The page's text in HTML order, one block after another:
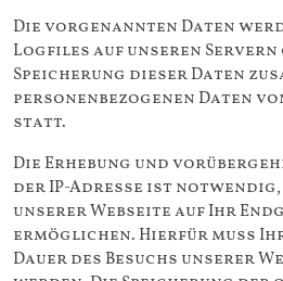
Die vorgenannten Daten
Logfiles auf unseren Servern
Speicherung dieser Daten
personenbezogenen Daten
statt.
Die Erhebung und
der IP-Adresse ist
unserer Webseite auf Ihr
ermöglichen. Hierfür muss
Dauer des Besuchs unserer